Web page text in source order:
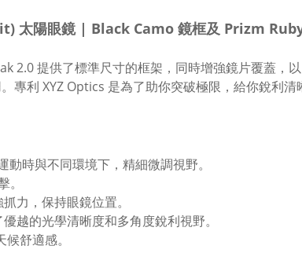
太陽眼鏡 | Black Camo 鏡框及 Prizm
2.0 提供了標準尺寸的框架，同時增強鏡片覆蓋，
專利 XYZ Optics 是為了助你突破極限，給你銳利清
時與不同環境下，精細微調視野。
力，保持眼鏡位置。
的光學清晰度和多角度銳利視野。
舒適感。